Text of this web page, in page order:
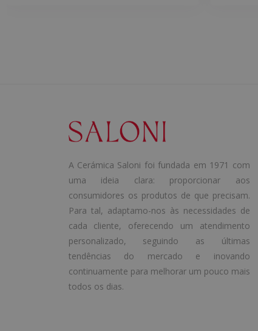
A Cerámica Saloni foi fundada em 1971 com
uma ideia clara: proporcionar aos
consumidores os produtos de que precisam.
Para tal, adaptamo-nos às necessidades de
cada cliente, oferecendo um atendimento
personalizado, seguindo as últimas
tendências do mercado e inovando
continuamente para melhorar um pouco mais
todos os dias.